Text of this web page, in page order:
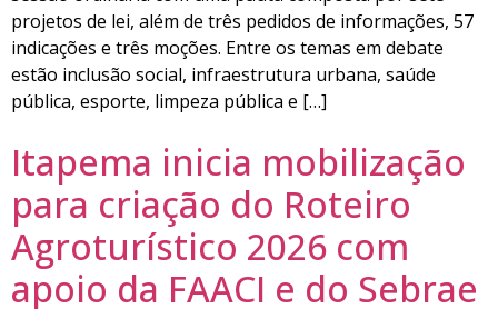
projetos de lei, além de três pedidos de informações, 57
indicações e três moções. Entre os temas em debate
estão inclusão social, infraestrutura urbana, saúde
pública, esporte, limpeza pública e […]
Itapema inicia mobilização
para criação do Roteiro
Agroturístico 2026 com
apoio da FAACI e do Sebrae